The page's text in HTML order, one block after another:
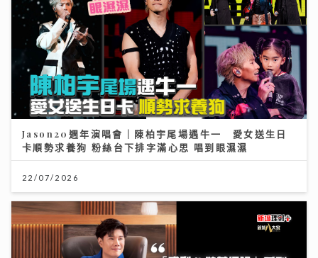
Jason20週年演唱會｜陳柏宇尾場遇牛一 愛女送生日
卡順勢求養狗 粉絲台下排字滿心思 唱到眼濕濕
22/07/2026